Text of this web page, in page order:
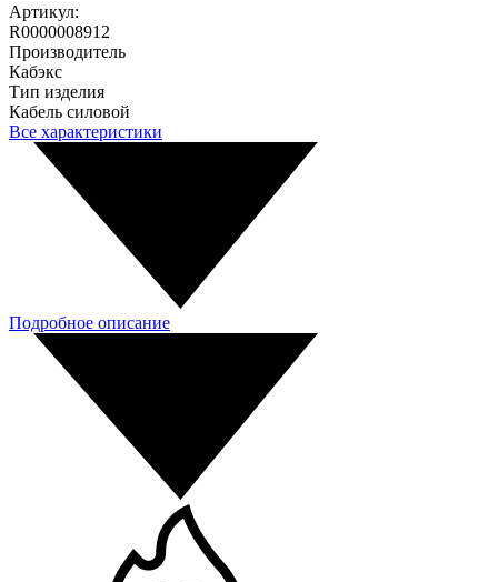
Артикул:
R0000008912
Производитель
Кабэкс
Тип изделия
Кабель силовой
Все характеристики
Подробное описание